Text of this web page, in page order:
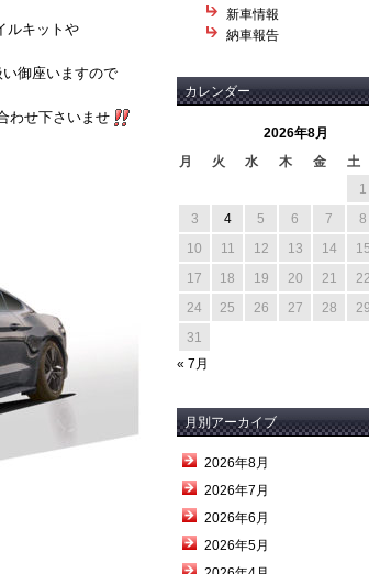
ルキットや
御座いますので
わせ下さいませ
新車情報
納車報告
カレンダー
2026年8月
月
火 水 木 金 土
1
3
4 5 6 7 8
10
11 12 13 14 15
17
18 19 20 21 22
24
25 26 27 28 29
31
« 7月
月別アーカイブ
2026年8月
2026年7月
2026年6月
2026年5月